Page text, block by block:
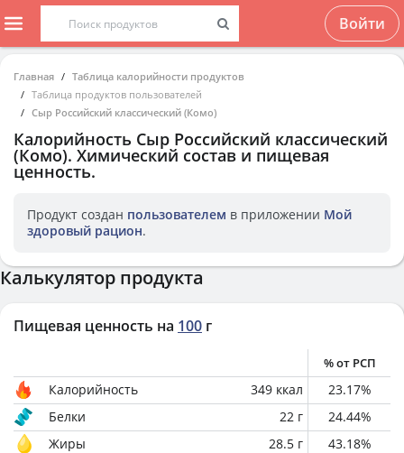
Войти
Главная
Таблица калорийности продуктов
Таблица продуктов пользователей
Сыр Российский классический (Комо)
Калорийность Сыр Российский классический
(Комо). Химический состав и пищевая
ценность.
Продукт создан пользователем в приложении Мой
здоровый рацион.
Калькулятор продукта
Пищевая ценность на 100 г
% от РСП
Калорийность 349 ккал 23.17%
Белки
22 г 24.44%
Жиры
28.5 г 43.18%